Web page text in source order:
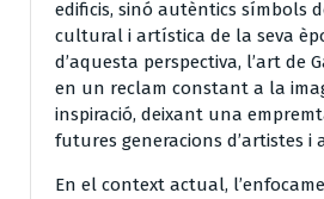
edificis, sinó autèntics símbols
cultural i artística de la seva
d’aquesta perspectiva, l’art de
en un reclam constant a la
inspiració, deixant una
futures generacions d’artistes i
En el context actual,